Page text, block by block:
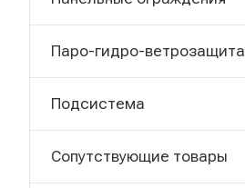
Паро-гидро-ветрозащита
Подсистема
Сопутствующие товары